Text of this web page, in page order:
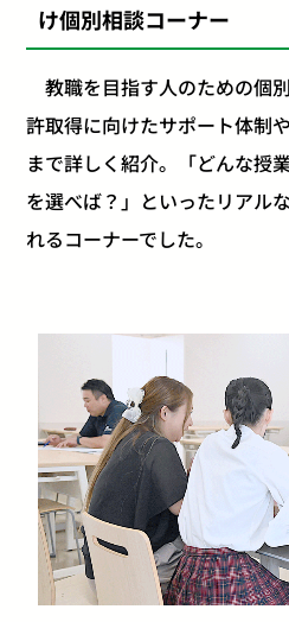
け個別相談コーナー
教職を目指す人のための個
許取得に向けたサポート体制
まで詳しく紹介。「どんな授
を選べば？」といったリアル
れるコーナーでした。